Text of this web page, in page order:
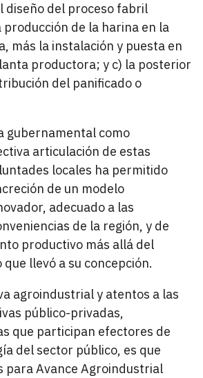
diseño del proceso fabril
de la harina en la
más la instalación y puesta en
productora; y c) la posterior
del panificado o
gubernamental como
articulación de estas
locales ha permitido
de un modelo
adecuado a las
de la región, y de
productivo más allá del
llevó a su concepción.
agroindustrial y atentos a las
público-privadas,
que participan efectores de
del sector público, es que
para Avance Agroindustrial